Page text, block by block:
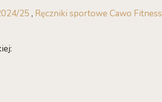
25 , Ręczniki sportowe Cawo Fitness